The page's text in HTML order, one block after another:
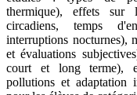
thermique), effets sur
circadiens, temps
interruptions nocturnes),
et évaluations
court et long terme),
pollutions et adaptation